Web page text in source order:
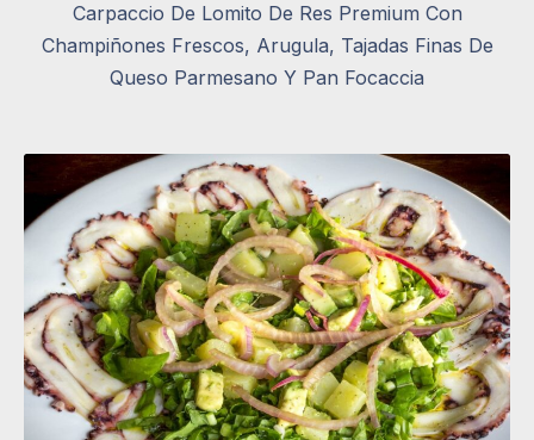
Carpaccio De Lomito De Res Premium Con
Champiñones Frescos, Arugula, Tajadas Finas De
Queso Parmesano Y Pan Focaccia